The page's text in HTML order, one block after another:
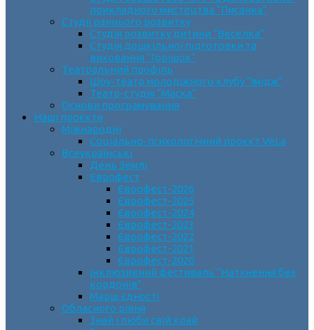
прикладного мистецтва “Писанка”
Студії раннього розвитку
Студія розвитку дитини “Веселка”
Студія дошкільної підготовки та
виховання “Горішок”
Театральний профіль
Шоу-театр молодіжного клубу “Імідж”
Театр-студія “Маска”
Основи програмування
Наші проєкти
Міжнародні
Соціально-психологічний проєкт VeLa
Всеукраїнські
День Землі
Єврофест
Єврофест-2026
Єврофест-2025
Єврофест-2024
Єврофест-2023
Єврофест-2022
Єврофест-2021
Єврофест-2020
Інклюзивний фестиваль “Натхнення без
кордонів”
Марш єдності
Обласного рівня
Знай і люби свій край